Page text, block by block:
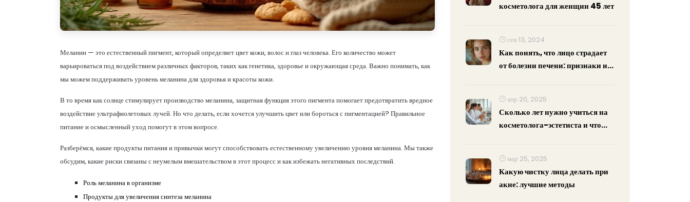
Меланин — это естественный пигмент, который определяет цвет кожи, волос и глаз человека. Его количество может
варьироваться под воздействием различных факторов, таких как генетика, здоровье и окружающая среда. Важно понимать, как
мы можем поддерживать уровень меланина для здоровья и красоты кожи.
В то время как солнце стимулирует производство меланина, защитная функция этого пигмента помогает предотвратить вредное
воздействие ультрафиолетовых лучей. Но что делать, если хочется улучшить цвет или бороться с пигментацией? Правильное
питание и осмысленный уход помогут в этом вопросе.
Разберёмся, какие продукты питания и привычки могут способствовать естественному увеличению уровня меланина. Мы также
обсудим, какие риски связаны с неумелым вмешательством в этот процесс и как избежать негативных последствий.
Роль меланина в организме
Продукты для увеличения синтеза меланина
косметолога для женщин 45 лет
сен 13, 2024
Как понять, что лицо страдает
от болезни печени: признаки и
апр 20, 2025
Сколько лет нужно учиться на
косметолога-эстетиста и что
мар 25, 2025
Какую чистку лица делать при
акне: лучшие методы